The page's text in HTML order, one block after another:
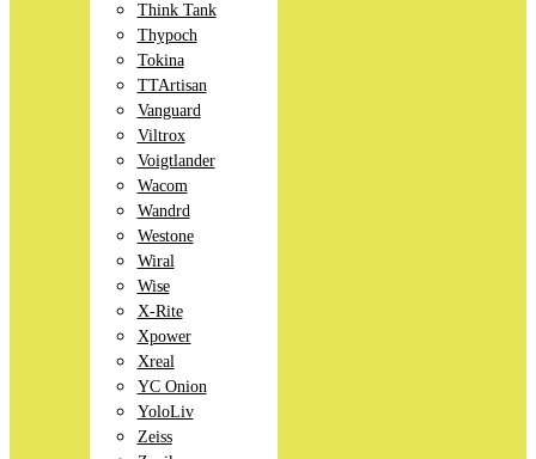
Think Tank
Thypoch
Tokina
TTArtisan
Vanguard
Viltrox
Voigtlander
Wacom
Wandrd
Westone
Wiral
Wise
X-Rite
Xpower
Xreal
YC Onion
YoloLiv
Zeiss